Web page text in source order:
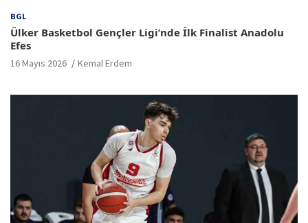
BGL
Ülker Basketbol Gençler Ligi’nde İlk Finalist Anadolu
Efes
16 Mayıs 2026 Kemal Erdem